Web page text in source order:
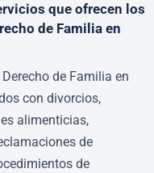
que ofrecen los
de Familia en
de Familia en
con divorcios,
alimenticias,
de
de